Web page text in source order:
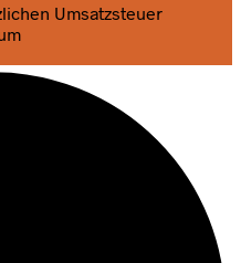
Umsatzsteuer